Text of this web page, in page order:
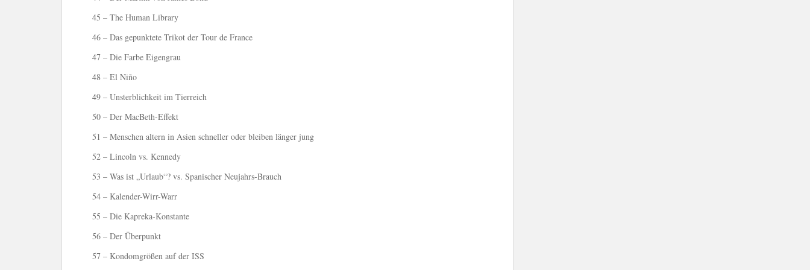
45 – The Human Library
46 – Das gepunktete Trikot der Tour de France
47 – Die Farbe Eigengrau
48 – El Niño
49 – Unsterblichkeit im Tierreich
50 – Der MacBeth-Effekt
51 – Menschen altern in Asien schneller oder bleiben länger jung
52 – Lincoln vs. Kennedy
53 – Was ist „Urlaub“? vs. Spanischer Neujahrs-Brauch
54 – Kalender-Wirr-Warr
55 – Die Kapreka-Konstante
56 – Der Überpunkt
57 – Kondomgrößen auf der ISS